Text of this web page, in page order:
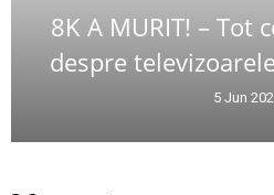
8K A MURIT! – Tot
despre
5 Jun